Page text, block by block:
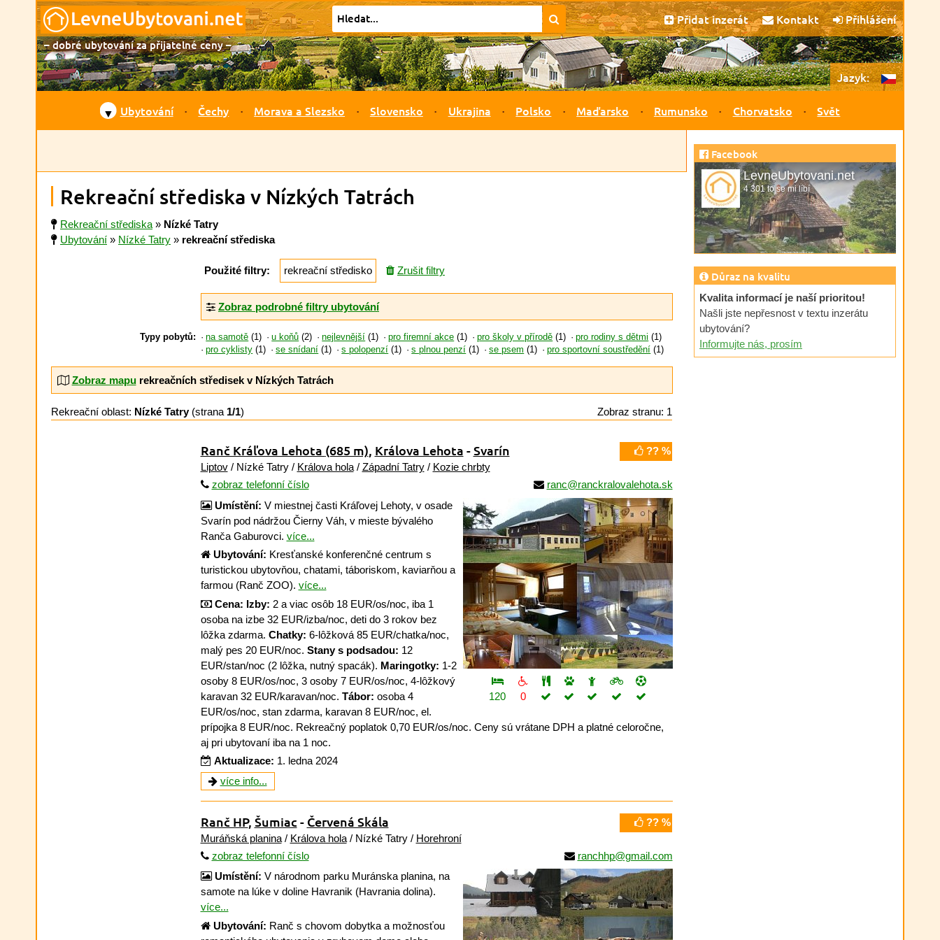
Přidat inzerát Kontakt Přihlášení
– dobré ubytování za přijatelné ceny –
Jazyk:
▼ Ubytování Čechy Morava a Slezsko Slovensko Ukrajina Polsko Maďarsko Rumunsko Chorvatsko Svět
Rekreační střediska v Nízkých Tatrách
Rekreační střediska » Nízké Tatry
Ubytování » Nízké Tatry » rekreační střediska
Použité filtry: rekreační středisko Zrušit filtry
Zobraz podrobné filtry ubytování
Typy pobytů: na samotě (1) u koňů (2) nejlevnější (1) pro firemní akce (1) pro školy v přírodě (1) pro rodiny s dětmi (1)
pro cyklisty (1) se snídaní (1) s polopenzí (1) s plnou penzí (1) se psem (1) pro sportovní soustředění (1)
Zobraz mapurekreačních středisek v Nízkých Tatrách
Rekreační oblast: Nízké Tatry(strana 1/1) Zobraz stranu: 1
?? %
Ranč Kráľova Lehota (685 m), Králova Lehota -Svarín
Liptov/ Nízké Tatry / Králova hola/ Západní Tatry/ Kozie chrbty
zobraz telefonní číslo
ranc@ranckralovalehota.sk
120 0
Umístění: V miestnej časti Kráľovej Lehoty, v osade
Svarín pod nádržou Čierny Váh, v mieste bývalého
Ranča Gaburovci. více...
Ubytování: Kresťanské konferenčné centrum s
turistickou ubytovňou, chatami, táboriskom, kaviarňou a
farmou (Ranč ZOO). více...
Cena: Izby: 2 a viac osôb 18 EUR/os/noc, iba 1
osoba na izbe 32 EUR/izba/noc, deti do 3 rokov bez
lôžka zdarma. Chatky: 6-lôžková 85 EUR/chatka/noc,
malý pes 20 EUR/noc. Stany s podsadou: 12
EUR/stan/noc (2 lôžka, nutný spacák). Maringotky: 1-2
osoby 8 EUR/os/noc, 3 osoby 7 EUR/os/noc, 4-lôžkový
karavan 32 EUR/karavan/noc. Tábor: osoba 4
EUR/os/noc, stan zdarma, karavan 8 EUR/noc, el.
prípojka 8 EUR/noc. Rekreačný poplatok 0,70 EUR/os/noc. Ceny sú vrátane DPH a platné celoročne,
aj pri ubytovaní iba na 1 noc.
Aktualizace: 1. ledna 2024
více info...
?? %
Ranč HP, Šumiac - Červená Skála
Muráňská planina/ Králova hola/ Nízké Tatry / Horehroní
zobraz telefonní číslo
ranchhp@gmail.com
Umístění: V národnom parku Muránska planina, na
samote na lúke v doline Havranik (Havrania dolina).
více...
Ubytování: Ranč s chovom dobytka a možnosťou
Facebook
LevneUbytovani.net
4 301 to se mi líbí
Důraz na kvalitu
Kvalita informací je naší prioritou!
Našli jste nepřesnost v textu inzerátu
ubytování?
Informujte nás, prosím